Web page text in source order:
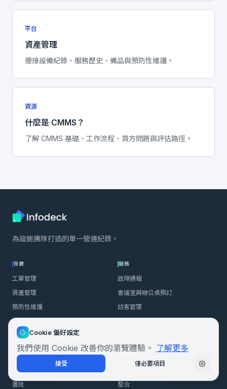
平台
資產管理
連接設備紀錄、服務歷史、備品與預防性維護。
資源
什麼是 CMMS？
了解 CMMS 基礎、工作流程、買方問題與評估路徑。
為設施團隊打造的單一營運紀錄。
保養
工單管理
資產管理
預防性維護
IoT 自動回應
查看所有保養功能 →
服務
故障通報
會議室與辦公桌預訂
訪客管理
治理
承包商治理
審批
整合
Cookie 偏好設定
我們使用 Cookie 改善你的瀏覽體驗。 了解更多
接受 僅必要項目